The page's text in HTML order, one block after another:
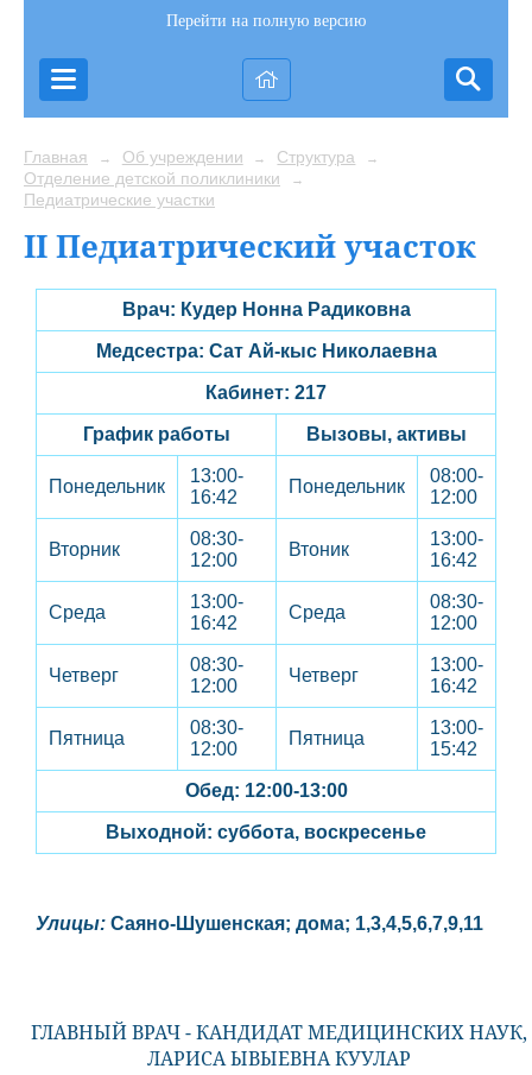
Перейти на полную версию
Главная → Об учреждении → Структура →
Отделение детской поликлиники →
Педиатрические участки
II Педиатрический участок
Врач: Кудер Нонна Радиковна
Медсестра: Сат Ай-кыс Николаевна
Кабинет: 217
График работы Вызовы, активы
Понедельник
13:00-
16:42
Понедельник
08:00-
12:00
Вторник
08:30-
12:00
Втоник
13:00-
16:42
Среда
13:00-
16:42
Среда
08:30-
12:00
Четверг
08:30-
12:00
Четверг
13:00-
16:42
Пятница
08:30-
12:00
Пятница
13:00-
15:42
Обед: 12:00-13:00
Выходной: суббота, воскресенье
Улицы: Саяно-Шушенская; дома; 1,3,4,5,6,7,9,11
ГЛАВНЫЙ ВРАЧ - КАНДИДАТ МЕДИЦИНСКИХ НАУК,
ЛАРИСА ЫВЫЕВНА КУУЛАР